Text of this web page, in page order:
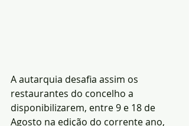
A autarquia desafia assim os
restaurantes do concelho a
disponibilizarem, entre 9 e 18 de
Agosto na edição do corrente ano,